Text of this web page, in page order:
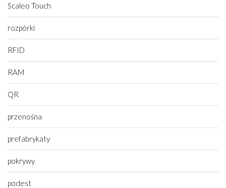
Scaleo Touch
rozpórki
RFID
RAM
QR
przenośna
prefabrykaty
pokrywy
podest